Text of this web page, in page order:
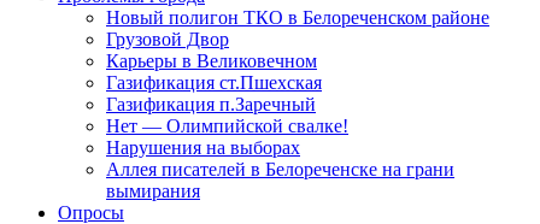
Новый полигон ТКО в Белореченском районе
Грузовой Двор
Карьеры в Великовечном
Газификация ст.Пшехская
Газификация п.Заречный
Нет — Олимпийской свалке!
Нарушения на выборах
Аллея писателей в Белореченске на грани
вымирания
Опросы